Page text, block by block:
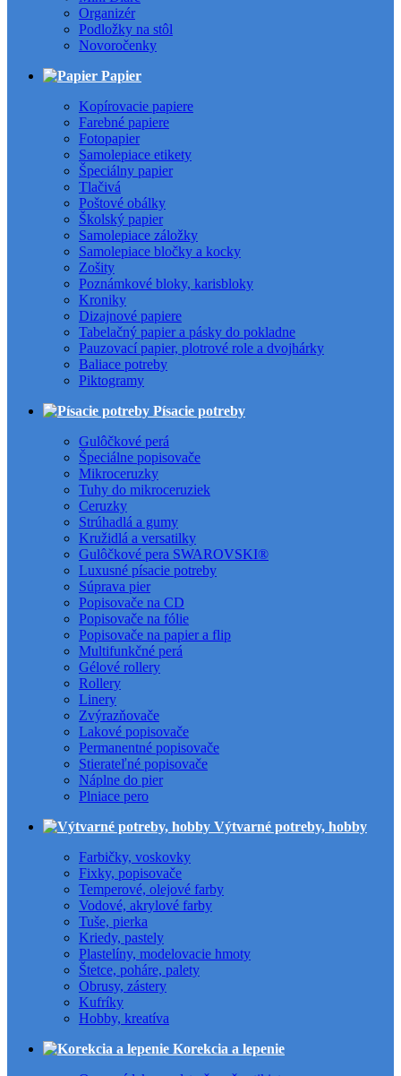
Organizér
Podložky na stôl
Novoročenky
Papier
Kopírovacie papiere
Farebné papiere
Fotopapier
Samolepiace etikety
Špeciálny papier
Tlačivá
Poštové obálky
Školský papier
Samolepiace záložky
Samolepiace bločky a kocky
Zošity
Poznámkové bloky, karisbloky
Kroniky
Dizajnové papiere
Tabelačný papier a pásky do pokladne
Pauzovací papier, plotrové role a dvojhárky
Baliace potreby
Piktogramy
Písacie potreby
Gulôčkové perá
Špeciálne popisovače
Mikroceruzky
Tuhy do mikroceruziek
Ceruzky
Strúhadlá a gumy
Kružidlá a versatilky
Gulôčkové pera SWAROVSKI®
Luxusné písacie potreby
Súprava pier
Popisovače na CD
Popisovače na fólie
Popisovače na papier a flip
Multifunkčné perá
Gélové rollery
Rollery
Linery
Zvýrazňovače
Lakové popisovače
Permanentné popisovače
Stierateľné popisovače
Náplne do pier
Plniace pero
Výtvarné potreby, hobby
Farbičky, voskovky
Fixky, popisovače
Temperové, olejové farby
Vodové, akrylové farby
Tuše, pierka
Kriedy, pastely
Plastelíny, modelovacie hmoty
Štetce, poháre, palety
Obrusy, zástery
Kufríky
Hobby, kreatíva
Korekcia a lepenie